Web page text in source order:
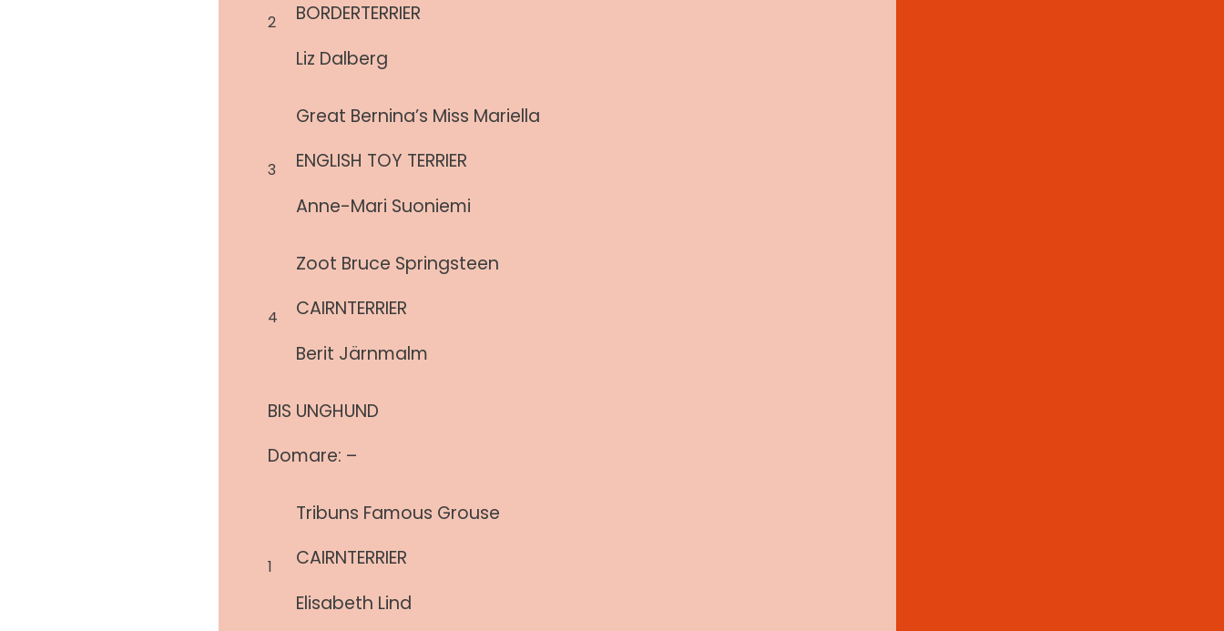
2
BORDERTERRIER
Liz Dalberg
3
Great Bernina’s Miss Mariella
ENGLISH TOY TERRIER
Anne-Mari Suoniemi
4
Zoot Bruce Springsteen
CAIRNTERRIER
Berit Järnmalm
BIS UNGHUND
Domare: –
1
Tribuns Famous Grouse
CAIRNTERRIER
Elisabeth Lind